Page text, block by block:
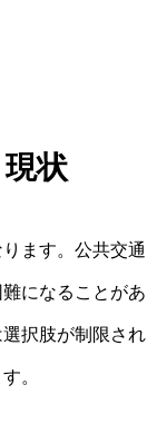
状
ます。公共交通
になることがあ
択肢が制限され
。